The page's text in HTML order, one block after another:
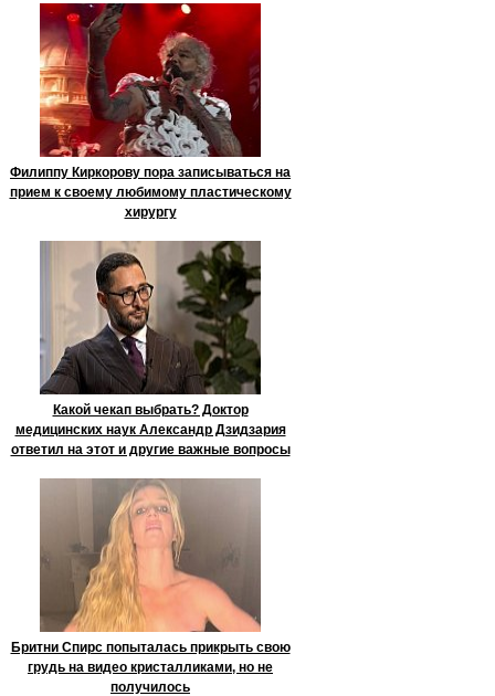
Филиппу Киркорову пора записываться на
прием к своему любимому пластическому
хирургу
Какой чекап выбрать? Доктор
медицинских наук Александр Дзидзария
ответил на этот и другие важные вопросы
Бритни Спирс попыталась прикрыть свою
грудь на видео кристалликами, но не
получилось